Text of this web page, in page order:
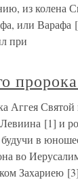
из колена
или
при
Аггея
[1] и
в
во
Захариею